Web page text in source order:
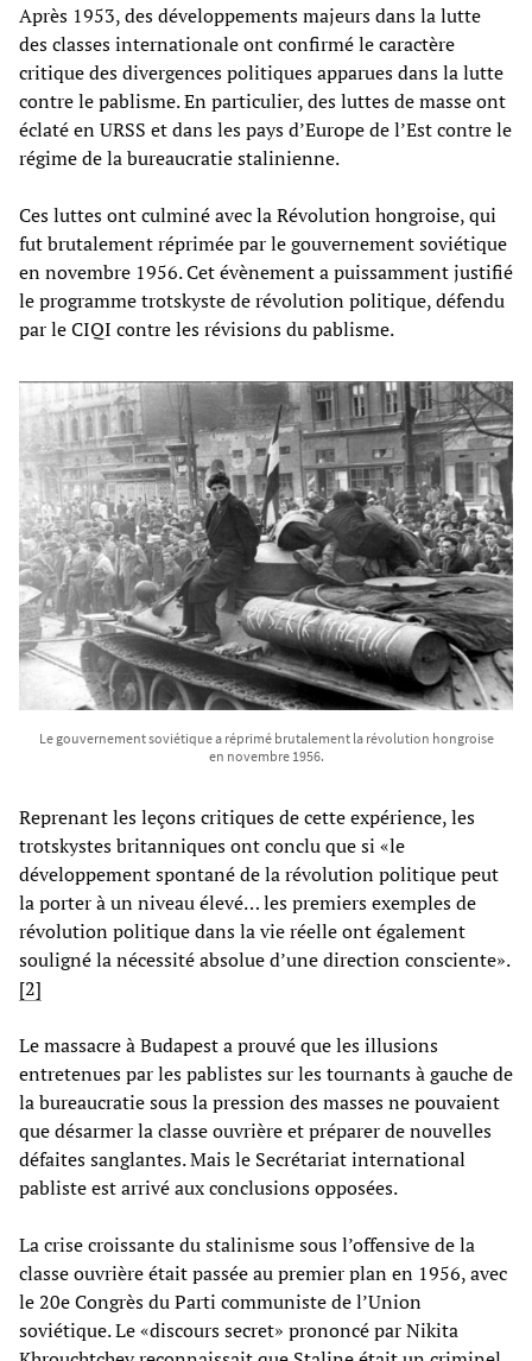
Après 1953, des développements majeurs dans la lutte
des classes internationale ont confirmé le caractère
critique des divergences politiques apparues dans la lutte
contre le pablisme. En particulier, des luttes de masse ont
éclaté en URSS et dans les pays d’Europe de l’Est contre le
régime de la bureaucratie stalinienne.
Ces luttes ont culminé avec la Révolution hongroise, qui
fut brutalement réprimée par le gouvernement soviétique
en novembre 1956. Cet évènement a puissamment justifié
le programme trotskyste de révolution politique, défendu
par le CIQI contre les révisions du pablisme.
Le gouvernement soviétique a réprimé brutalement la révolution hongroise
en novembre 1956.
Reprenant les leçons critiques de cette expérience, les
trotskystes britanniques ont conclu que si «le
développement spontané de la révolution politique peut
la porter à un niveau élevé… les premiers exemples de
révolution politique dans la vie réelle ont également
souligné la nécessité absolue d’une direction consciente».
[2]
Le massacre à Budapest a prouvé que les illusions
entretenues par les pablistes sur les tournants à gauche de
la bureaucratie sous la pression des masses ne pouvaient
que désarmer la classe ouvrière et préparer de nouvelles
défaites sanglantes. Mais le Secrétariat international
pabliste est arrivé aux conclusions opposées.
La crise croissante du stalinisme sous l’offensive de la
classe ouvrière était passée au premier plan en 1956, avec
le 20e Congrès du Parti communiste de l’Union
soviétique. Le «discours secret» prononcé par Nikita